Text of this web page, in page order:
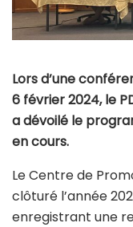
Lors d’une
6 février 2024, le
a dévoilé le
en cours.
Le Centre de
clôturé l’année
enregistrant une